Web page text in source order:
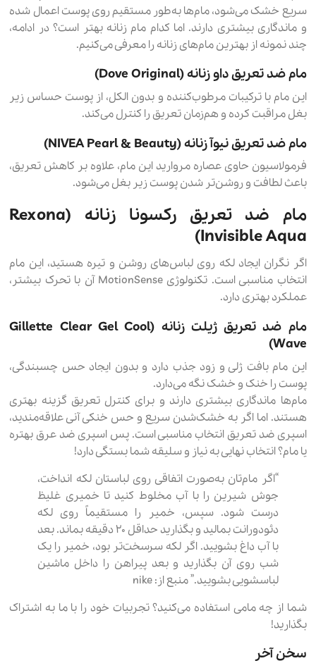
سریع خشک می‌شود، مام‌ها به‌طور مستقیم روی پوست اعمال شده
و ماندگاری بیشتری دارند. اما کدام مام زنانه بهتر است؟ در ادامه،
چند نمونه از بهترین مام‌های زنانه را معرفی می‌کنیم.
مام ضد تعریق داو زنانه (Dove Original)
این مام با ترکیبات مرطوب‌کننده و بدون الکل، از پوست حساس زیر
بغل مراقبت کرده و هم‌زمان تعریق را کنترل می‌کند.
مام ضد تعریق نیوآ زنانه (NIVEA Pearl & Beauty)
فرمولاسیون حاوی عصاره مروارید این مام، علاوه بر کاهش تعریق،
باعث لطافت و روشن‌تر شدن پوست زیر بغل می‌شود.
مام ضد تعریق رکسونا زنانه (Rexona
Invisible Aqua)
اگر نگران ایجاد لکه روی لباس‌های روشن و تیره هستید، این مام
انتخاب مناسبی است. تکنولوژی MotionSense آن با تحرک بیشتر،
عملکرد بهتری دارد.
مام ضد تعریق ژیلت زنانه (Gillette Clear Gel Cool
Wave)
این مام بافت ژلی و زود جذب دارد و بدون ایجاد حس چسبندگی،
پوست را خنک و خشک نگه می‌دارد.
مام‌ها ماندگاری بیشتری دارند و برای کنترل تعریق گزینه بهتری
هستند. اما اگر به خشک‌شدن سریع و حس خنکی آنی علاقه‌مندید،
اسپری ضد تعریق انتخاب مناسبی است. پس اسپری ضد عرق بهتره
یا مام؟ انتخاب نهایی به نیاز و سلیقه شما بستگی دارد!
“اگر مام‌تان به‌صورت اتفاقی روی لباستان لکه انداخت،
جوش شیرین را با آب مخلوط کنید تا خمیری غلیظ
درست شود. سپس، خمیر را مستقیماً روی لکه
دئودورانت بمالید و بگذارید حداقل ۲۰ دقیقه بماند. بعد
با آب داغ بشویید. اگر لکه سرسخت‌تر بود، خمیر را یک
شب روی آن بگذارید و بعد پیراهن را داخل ماشین
لباسشویی بشویید.” منبع از: nike
شما از چه مامی استفاده می‌کنید؟ تجربیات خود را با ما به اشتراک
بگذارید!
سخن آخر